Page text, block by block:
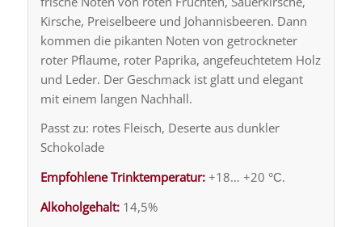
Kirsche, Preiselbeere und Johannisbeeren. Dann
kommen die pikanten Noten von getrockneter
roter Pflaume, roter Paprika, angefeuchtetem Holz
und Leder. Der Geschmack ist glatt und elegant
mit einem langen Nachhall.
Passt zu: rotes Fleisch, Deserte aus dunkler
Schokolade
Empfohlene Trinktemperatur:+18… +20 °С.
Alkoholgehalt:14,5%